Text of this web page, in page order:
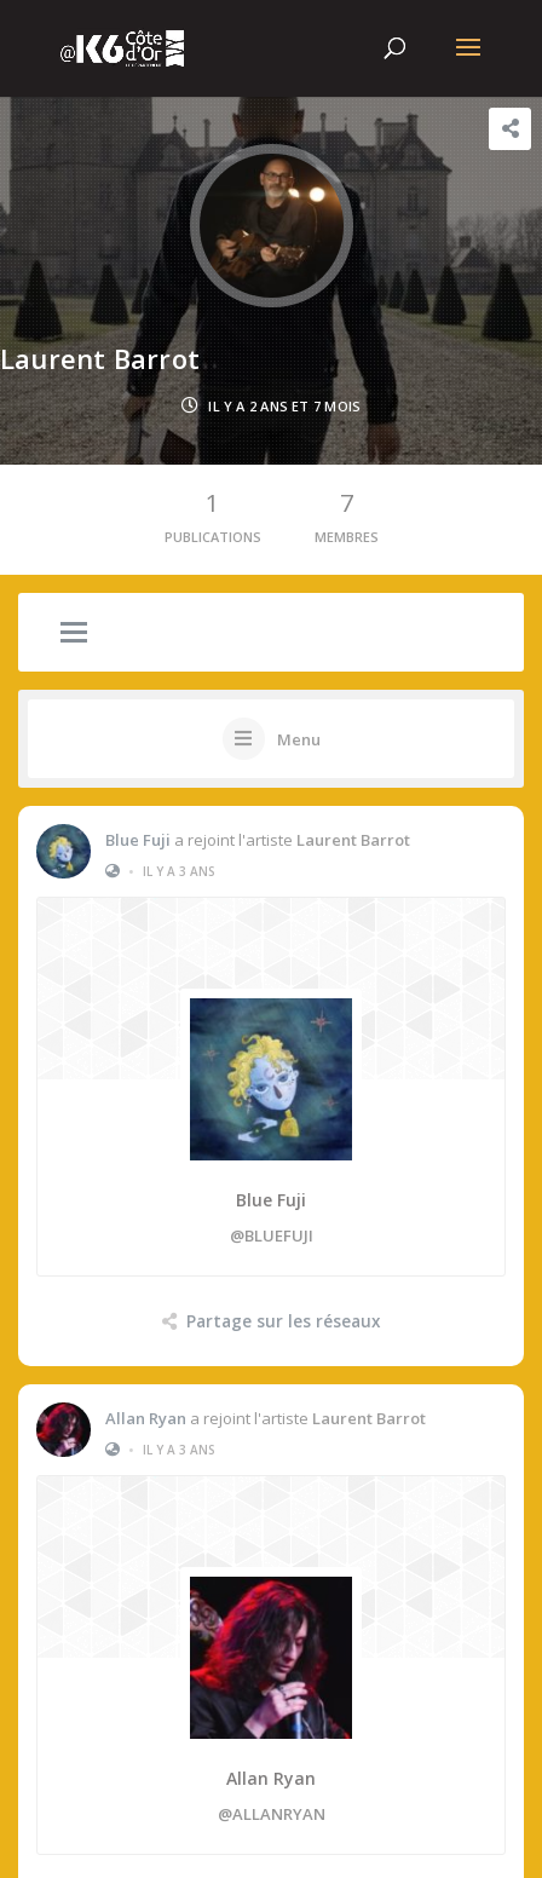
Laurent Barrot
IL Y A 2 ANS ET 7 MOIS
1
PUBLICATIONS
7
MEMBRES
Menu
Blue Fuji a rejoint l'artiste Laurent Barrot
•
IL Y A 3 ANS
Blue Fuji
@BLUEFUJI
Partage sur les réseaux
Allan Ryan a rejoint l'artiste Laurent Barrot
•
IL Y A 3 ANS
Allan Ryan
@ALLANRYAN